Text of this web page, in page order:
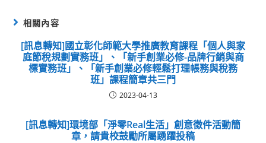
相關內容
[訊息轉知]國立彰化師範大學推廣教育課程「個人與家
庭節稅規劃實務班」、「新手創業必修-品牌行銷與商
標實務班」、「新手創業必修輕鬆打理帳務與稅務
班」課程簡章共三門
2023-04-13
[訊息轉知]環境部「淨零Real生活」創意徵件活動簡
章，請貴校鼓勵所屬踴躍投稿